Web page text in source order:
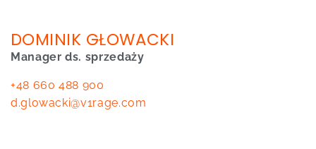
DOMINIK GŁOWACKI
Manager ds. sprzedaży
+48 660 488 900
d.glowacki@v1rage.com